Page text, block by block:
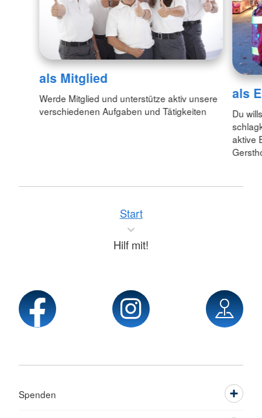
als Mitglied
Werde Mitglied und unterstütze aktiv unsere
verschiedenen Aufgaben und Tätigkeiten
als
Du
aktive
Start
Hilf mit!
Spenden